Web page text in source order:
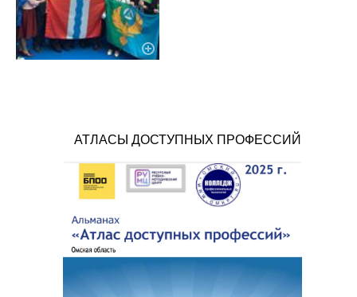
АТЛАСЫ ДОСТУПНЫХ ПРОФЕССИЙ